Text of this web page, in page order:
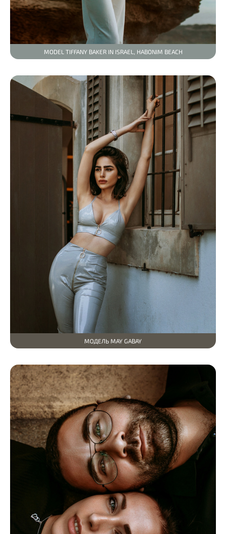
MODEL TIFFANY BAKER IN ISRAEL, HABONIM BEACH
МОДЕЛЬ MAY GABAY